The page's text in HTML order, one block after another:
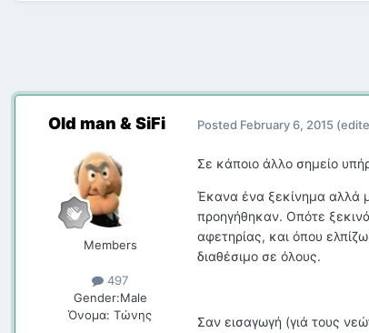
Old man & SiFi
Members
497
Gender:Male
Όνομα: Τώνης
Posted February 6, 2015
Σε κάποιο άλλο σημείο
Έκανα ένα ξεκίνημα αλλά
προηγήθηκαν. Οπότε
αφετηρίας, και όπου
διαθέσιμο σε όλους.
Σαν εισαγωγή (γιά τους